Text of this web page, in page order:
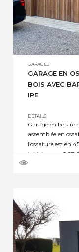
GARAGES
GARAGE EN
BOIS AVEC
IPE
DÉTAILS
Garage en bois
assemblée en
l’ossature est en
intérieur en OSB
avec un parapluie